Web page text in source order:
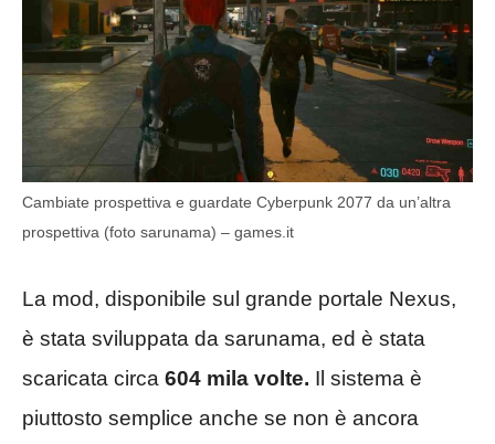
Cambiate prospettiva e guardate Cyberpunk 2077 da un’altra
prospettiva (foto sarunama) – games.it
La mod, disponibile sul grande portale Nexus,
è stata sviluppata da sarunama, ed è stata
scaricata circa 604 mila volte. Il sistema è
piuttosto semplice anche se non è ancora